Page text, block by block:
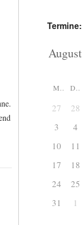
Termine:
27 28
3
4
10
11
17
18
24
25
31
1